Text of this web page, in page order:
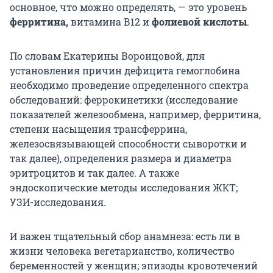
основное, что можно определять, — это уровень
ферритина,витамина В12 ифолиевой кислоты.
По словам Екатерины Воронцовой, для
установления причин дефицита гемоглобина
необходимо проведение определенного спектра
обследований: феррокинетики (исследование
показателей железообмена, например, ферритина,
степени насыщения трансферрина,
железосвязывающей способности сыворотки и
так далее), определения размера и диаметра
эритроцитов и так далее. А также
эндоскопические методы исследования ЖКТ;
УЗИ-исследования.
И важен тщательный сбор анамнеза: есть ли в
жизни человека вегетарианство, количество
беременностей у женщин; эпизоды кровотечений